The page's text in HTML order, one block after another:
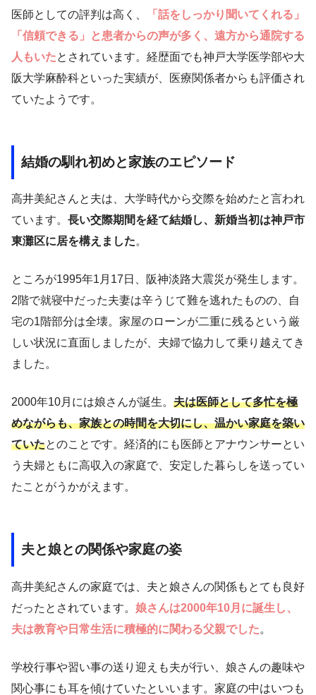
医師としての評判は高く、
「話をしっかり聞いてくれる」
「信頼できる」と患者からの声が多く、遠方から通院する
人もいたとされています。経歴面でも神戸大学医学部や大
阪大学麻酔科といった実績が、医療関係者からも評価され
ていたようです。
結婚の馴れ初めと家族のエピソード
高井美紀さんと夫は、大学時代から交際を始めたと言われ
ています。 長い交際期間を経て結婚し、新婚当初は神戸市
東灘区に居を構えました。
ところが1995年1月17日、阪神淡路大震災が発生します。
2階で就寝中だった夫妻は辛うじて難を逃れたものの、自
宅の1階部分は全壊。家屋のローンが二重に残るという厳
しい状況に直面しましたが、夫婦で協力して乗り越えてき
ました。
2000年10月には娘さんが誕生。 夫は医師として多忙を極
めながらも、家族との時間を大切にし、温かい家庭を築い
ていたとのことです。経済的にも医師とアナウンサーとい
う夫婦ともに高収入の家庭で、安定した暮らしを送ってい
たことがうかがえます。
夫と娘との関係や家庭の姿
高井美紀さんの家庭では、夫と娘さんの関係もとても良好
だったとされています。 娘さんは2000年10月に誕生し、
夫は教育や日常生活に積極的に関わる父親でした。
学校行事や習い事の送り迎えも夫が行い、娘さんの趣味や
関心事にも耳を傾けていたといいます。家庭の中はいつも